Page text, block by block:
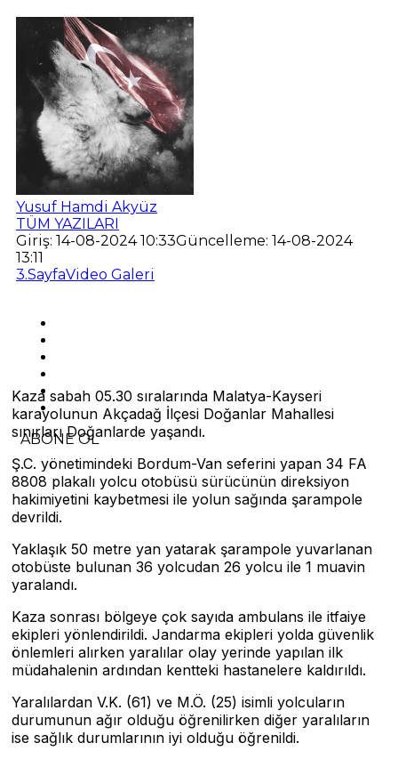
Yusuf Hamdi Akyüz
TÜM YAZILARI
Giriş: 14-08-2024 10:33Güncelleme: 14-08-2024
13:11
3.SayfaVideo Galeri
ABONE OL
Kaza sabah 05.30 sıralarında Malatya-Kayseri
karayolunun Akçadağ İlçesi Doğanlar Mahallesi
sınırları Doğanlarde yaşandı.
Ş.C. yönetimindeki Bordum-Van seferini yapan 34 FA
8808 plakalı yolcu otobüsü sürücünün direksiyon
hakimiyetini kaybetmesi ile yolun sağında şarampole
devrildi.
Yaklaşık 50 metre yan yatarak şarampole yuvarlanan
otobüste bulunan 36 yolcudan 26 yolcu ile 1 muavin
yaralandı.
Kaza sonrası bölgeye çok sayıda ambulans ile itfaiye
ekipleri yönlendirildi. Jandarma ekipleri yolda güvenlik
önlemleri alırken yaralılar olay yerinde yapılan ilk
müdahalenin ardından kentteki hastanelere kaldırıldı.
Yaralılardan V.K. (61) ve M.Ö. (25) isimli yolcuların
durumunun ağır olduğu öğrenilirken diğer yaralıların
ise sağlık durumlarının iyi olduğu öğrenildi.